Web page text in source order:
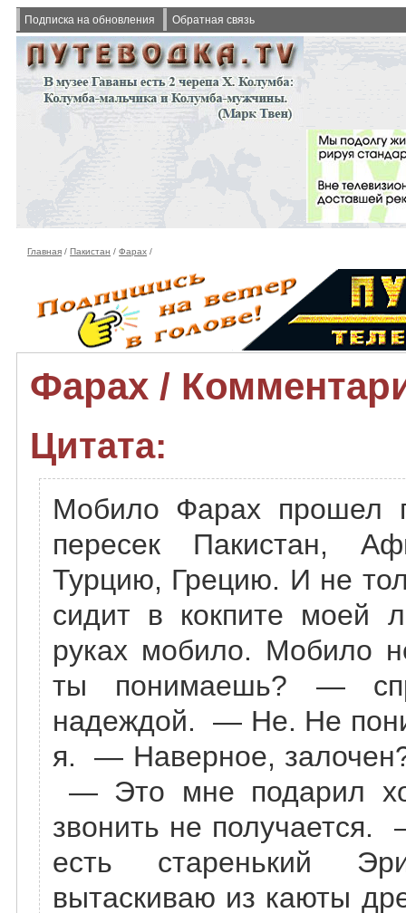
Подписка на обновления Обратная связь
Главная /Пакистан /Фарах /
Фарах /
Цитата:
Мобило Фарах прошел
пересек Пакистан,
Турцию, Грецию. И не
сидит в кокпите моей
руках мобило. Мобило
ты понимаешь? —
надеждой. — Не. Не
я. — Наверное,
— Это мне подарил
звонить не
есть старенький
вытаскиваю из каюты